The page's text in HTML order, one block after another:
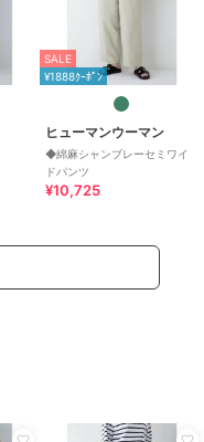
SALE
¥1888ｸｰﾎﾟﾝ
ヒューマンウーマン
◆綿麻シャンブレーセミワイ
ドパンツ
¥10,725